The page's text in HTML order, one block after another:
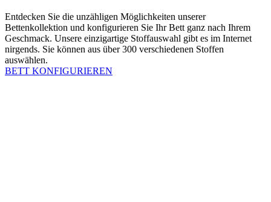
Entdecken Sie die unzähligen Möglichkeiten unserer
Bettenkollektion und konfigurieren Sie Ihr Bett ganz nach Ihrem
Geschmack. Unsere einzigartige Stoffauswahl gibt es im Internet
nirgends. Sie können aus über 300 verschiedenen Stoffen
auswählen.
BETT KONFIGURIEREN